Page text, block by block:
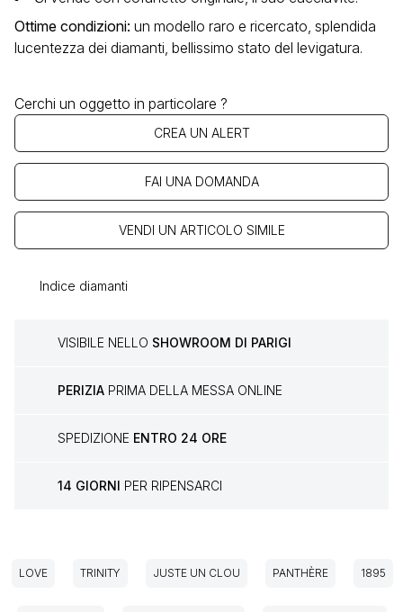
Ottime condizioni: un modello raro e ricercato, splendida
lucentezza dei diamanti, bellissimo stato del levigatura.
Cerchi un oggetto in particolare ?
CREA UN ALERT
FAI UNA DOMANDA
VENDI UN ARTICOLO SIMILE
Indice diamanti
VISIBILE NELLO SHOWROOM DI PARIGI
PERIZIA PRIMA DELLA MESSA ONLINE
SPEDIZIONE ENTRO 24 ORE
14 GIORNI PER RIPENSARCI
LOVE TRINITY JUSTE UN CLOU PANTHÈRE 1895